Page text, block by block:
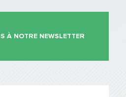
À NOTRE NEWSLETTER